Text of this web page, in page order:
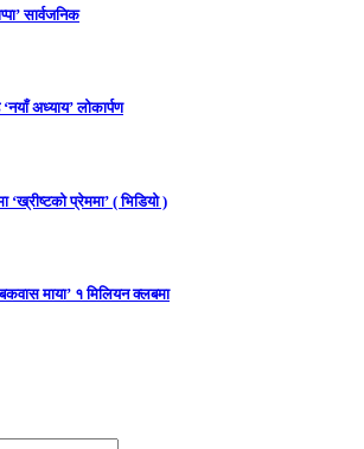
सार्वजनिक
अध्याय’ लोकार्पण
‘ख्रीष्टको प्रेममा’ ( भिडियो )
माया’ १ मिलियन क्लबमा